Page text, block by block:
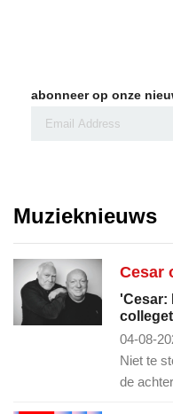
abonneer op onze
Muzieknieuws
Cesar
'Cesar:
04-08-
Niet te
de